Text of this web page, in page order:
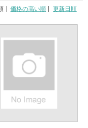
価格の高い順 更新日順